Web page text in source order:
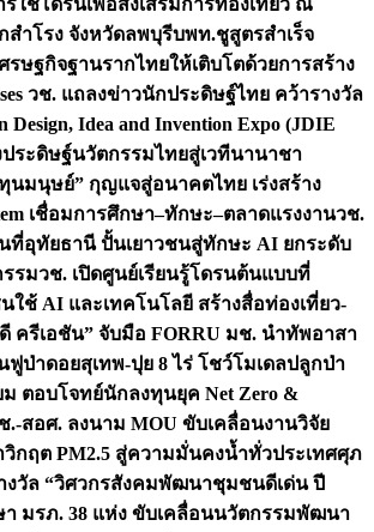
ใช้โดรนเพื่อส่งเสริมการท่องเที่ยว ณ
ำโรง จังหวัดลพบุรีบพท.ชูสูตรสำเร็จ
ศรษฐกิจฐานรากไทยให้เติบโตด้วยการสร้าง
วช. แถลงข่าวนักประดิษฐ์ไทย คว้ารางวัล
Design, Idea and Invention Expo (JDIE
ระดิษฐ์นวัตกรรมไทยสู่เวทีนานาชา
นมนุษย์” กุญแจสู่อนาคตไทย เร่งสร้าง
เชื่อมการศึกษา–ทักษะ–ตลาดแรงงานวช.
นที่อุทัยธานี ปั้นเยาวชนสู่ทักษะ AI ยกระดับ
รมวช. เปิดศูนย์เรียนรู้โดรนต้นแบบที่
ใช้ AI และเทคโนโลยี สร้างสื่อท่องเที่ยว-
ครีเอชัน” จับมือ FORRU มช. นำทัพอาสา
ฟูป่าดอยสุเทพ-ปุย 8 ไร่ โชว์โมเดลปลูกป่า
ตอบโจทย์นักลงทุนยุค Net Zero &
สอศ. ลงนาม MOU ขับเคลื่อนงานวิจัย
กฤต PM2.5 สู่ความมั่นคงน้ำทั่วประเทศศุภ
งวัล “วิศวกรสังคมพัฒนาชุมชนดีเด่น ปี
า มรภ. 38 แห่ง ขับเคลื่อนนวัตกรรมพัฒนา